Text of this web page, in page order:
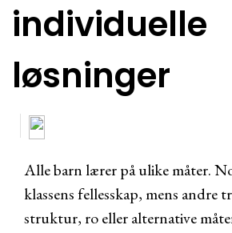
individuelle
løsninger
Alle barn lærer på ulike måter.
klassens fellesskap, mens andre
struktur, ro eller alternative